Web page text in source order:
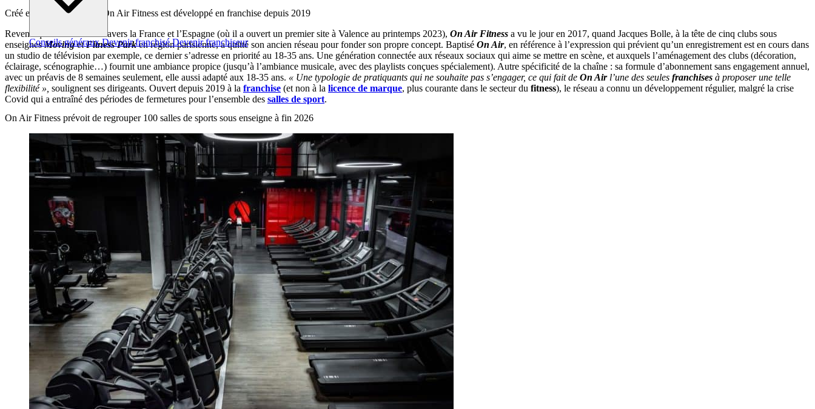
Conseils généraux Devenir franchisé Devenir franchiseur
Créé en 2017, le concept On Air Fitness est développé en franchise depuis 2019
Revendiquant 48 clubs à travers la France et l’Espagne (où il a ouvert un premier site à Valence au printemps 2023), On Air Fitness a vu le jour en 2017, quand Jacques Bolle, à la tête de cinq clubs sous
enseignesMovingetFitness Parken région parisienne, a quitté son ancien réseau pour fonder son propre concept. Baptisé On Air, en référence à l’expression qui prévient qu’un enregistrement est en cours dans
un studio de télévision par exemple, ce dernier s’adresse en priorité au 18-35 ans. Une génération connectée aux réseaux sociaux qui aime se mettre en scène, et auxquels l’aménagement des clubs (décoration,
éclairage, scénographie…) fournit une ambiance propice (jusqu’à l’ambiance musicale, avec des playlists conçues spécialement). Autre spécificité de la chaîne : sa formule d’abonnement sans engagement annuel,
avec un préavis de 8 semaines seulement, elle aussi adapté aux 18-35 ans. « Une typologie de pratiquants qui ne souhaite pas s’engager, ce qui fait de On Air l’une des seules franchises à proposer une telle
flexibilité », soulignent ses dirigeants. Ouvert depuis 2019 à la franchise (et non à la licence de marque, plus courante dans le secteur du fitness), le réseau a connu un développement régulier, malgré la crise
Covid qui a entraîné des périodes de fermetures pour l’ensemble des salles de sport.
On Air Fitness prévoit de regrouper 100 salles de sports sous enseigne à fin 2026